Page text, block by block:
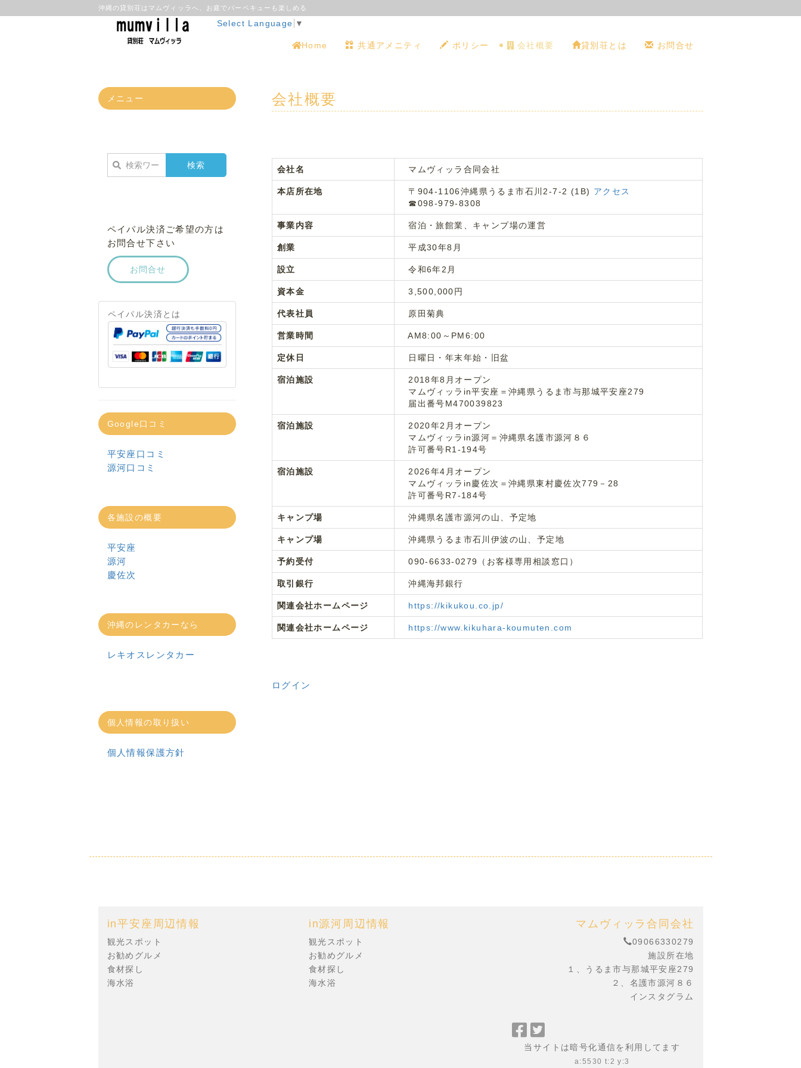
沖縄の貸別荘はマムヴィッラへ、お庭でバーベキューも楽しめる
Select Language ▼
Home 共通アメニティ ポリシー 会社概要 貸別荘とは お問合せ
会社概要
会社名 マムヴィッラ合同会社
本店所在地 〒904-1106沖縄県うるま市石川2-7-2 (1B) アクセス
☎098-979-8308
事業内容 宿泊・旅館業、キャンプ場の運営
創業 平成30年8月
設立 令和6年2月
資本金 3,500,000円
代表社員 原田菊典
営業時間 AM8:00～PM6:00
定休日 日曜日・年末年始・旧盆
宿泊施設
2018年8月オープン
マムヴィッラin平安座＝沖縄県うるま市与那城平安座279
届出番号M470039823
宿泊施設
2020年2月オープン
マムヴィッラin源河＝沖縄県名護市源河８６
許可番号R1-194号
宿泊施設
2026年4月オープン
マムヴィッラin慶佐次＝沖縄県東村慶佐次779－28
許可番号R7-184号
キャンプ場 沖縄県名護市源河の山、予定地
キャンプ場 沖縄県うるま市石川伊波の山、予定地
予約受付 090-6633-0279（お客様専用相談窓口）
取引銀行 沖縄海邦銀行
関連会社ホームページ https://kikukou.co.jp/
関連会社ホームページ https://www.kikuhara-koumuten.com
ログイン
メニュー
ペイパル決済ご希望の方は
お問合せ下さい
お問合せ
ペイパル決済とは
Google口コミ
平安座口コミ
源河口コミ
各施設の概要
平安座
源河
慶佐次
沖縄のレンタカーなら
レキオスレンタカー
個人情報の取り扱い
個人情報保護方針
in平安座周辺情報
観光スポット
お勧めグルメ
食材探し
海水浴
in源河周辺情報
観光スポット
お勧めグルメ
食材探し
海水浴
マムヴィッラ合同会社
09066330279
施設所在地
１、うるま市与那城平安座279
２、名護市源河８６
インスタグラム
Facebook
で
当サイトは暗号化通信を利用してます
a:5530 t:2 y:3